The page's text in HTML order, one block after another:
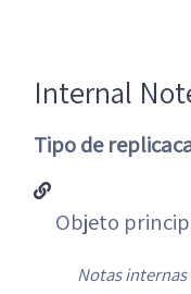
Internal
Tipo de
Objeto
Notas